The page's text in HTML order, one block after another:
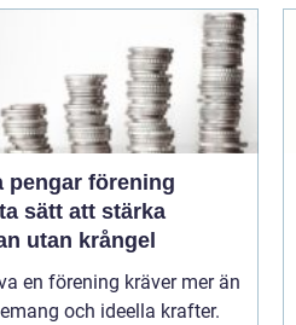
pengar förening
sätt att stärka
utan krångel
en förening kräver mer än
och ideella krafter.